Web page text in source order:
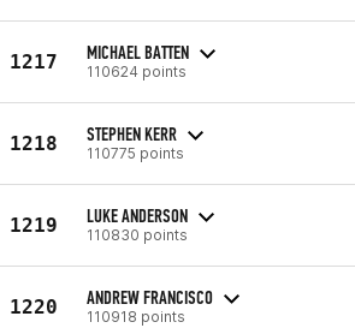
1217 MICHAEL BATTEN
110624 points
1218 STEPHEN KERR
110775 points
1219 LUKE ANDERSON
110830 points
1220 ANDREW FRANCISCO
110918 points